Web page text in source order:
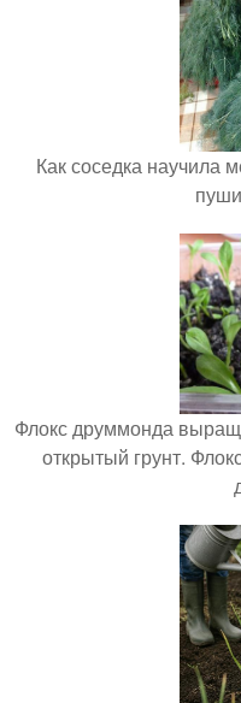
Как соседка научила
Флокс друммонда
открытый грунт.